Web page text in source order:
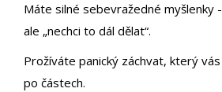
Máte silné sebevražedné myšlenky
ale „nechci to dál dělat“.
Prožíváte panický záchvat, který
po částech.